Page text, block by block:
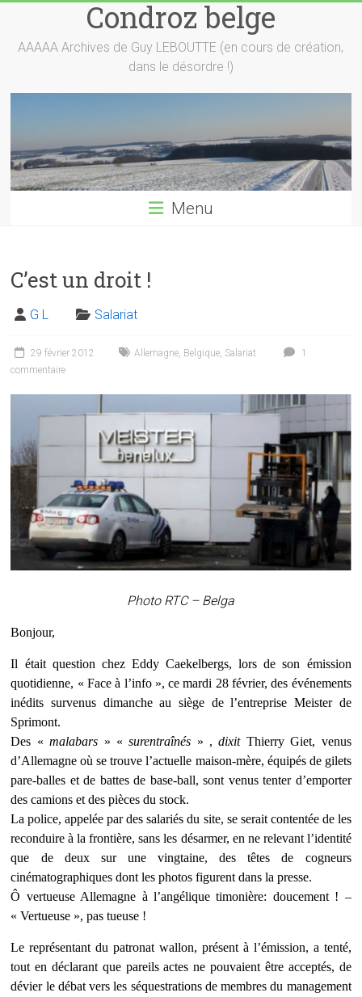
content
Condroz belge
AAAAA Archives de Guy LEBOUTTE (en cours de création,
dans le désordre !)
Menu
C’est un droit !
G L Salariat
29 février 2012 Allemagne, Belgique, Salariat
1
commentaire
Photo RTC – Belga
Bonjour,
Il était question chez Eddy Caekelbergs, lors de son émission
quotidienne, « Face à l’info », ce mardi 28 février, des événements
inédits survenus dimanche au siège de l’entreprise Meister de
Sprimont.
Des «malabars » «surentraînés » ,dixitThierry Giet, venus
d’Allemagneoù se trouve l’actuelle maison-mère, équipés de gilets
pare-balles et de battes de base-ball, sont venus tenter d’emporter
des camions et des pièces du stock.
La police, appelée par des salariés du site, se serait contentée de les
reconduire à la frontière, sans les désarmer, en ne relevant l’identité
que de deux sur une vingtaine, des têtes de cogneurs
cinématographiques dont les photos figurent dans la presse.
Ô vertueuse Allemagne à l’angélique timonière: doucement ! –
« Vertueuse », pas tueuse !
Le représentant du patronat wallon, présent à l’émission, a tenté,
tout en déclarant que pareils actes ne pouvaient être acceptés, de
dévier le débat vers les séquestrations de membres du management